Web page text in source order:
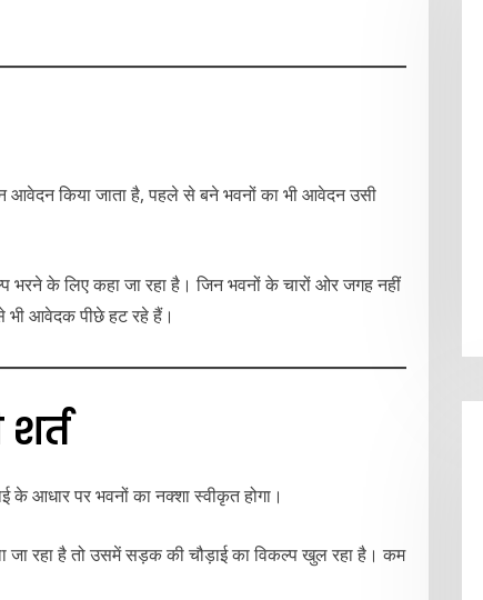
आवेदन किया जाता है, पहले से बने भवनों का भी आवेदन उसी
भरने के लिए कहा जा रहा है। जिन भवनों के चारों ओर जगह नहीं
भी आवेदक पीछे हट रहे हैं।
के आधार पर भवनों का नक्शा स्वीकृत होगा।
रहा है तो उसमें सड़क की चौड़ाई का विकल्प खुल रहा है। कम